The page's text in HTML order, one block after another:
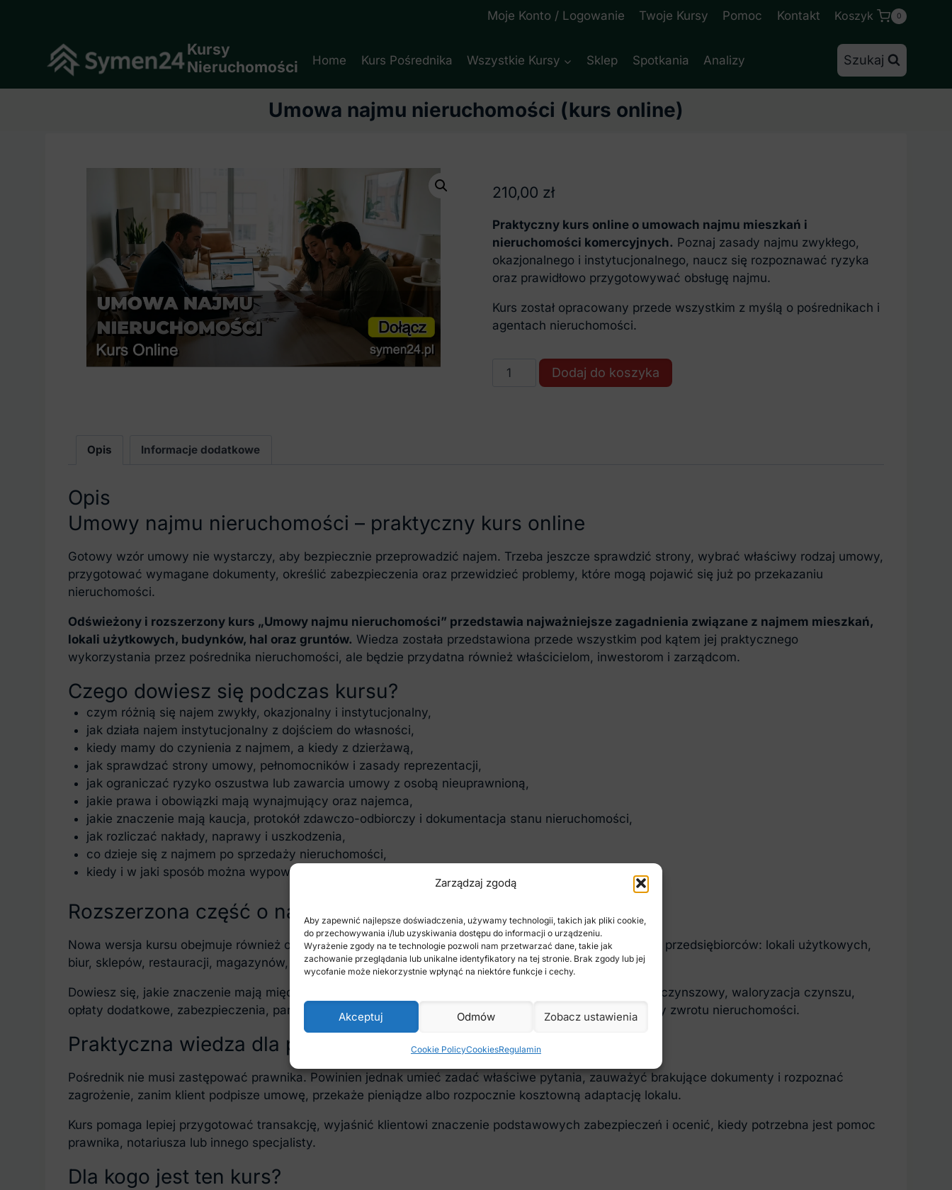
Zarządzaj zgodą
Aby zapewnić najlepsze doświadczenia, używamy technologii, takich jak pliki cookie,
do przechowywania i/lub uzyskiwania dostępu do informacji o urządzeniu.
Wyrażenie zgody na te technologie pozwoli nam przetwarzać dane, takie jak
zachowanie przeglądania lub unikalne identyfikatory na tej stronie. Brak zgody lub jej
wycofanie może niekorzystnie wpłynąć na niektóre funkcje i cechy.
Akceptuj Odmów Zobacz ustawienia
Cookie PolicyCookiesRegulamin
Moje Konto / Logowanie Twoje Kursy Pomoc Kontakt Koszyk 0
Kursy
Nieruchomości
Home Kurs Pośrednika Wszystkie Kursy Sklep Spotkania Analizy Szukaj
Umowa najmu nieruchomości (kurs online)
210,00 zł
Praktyczny kurs online o umowach najmu mieszkań i
nieruchomości komercyjnych. Poznaj zasady najmu zwykłego,
okazjonalnego i instytucjonalnego, naucz się rozpoznawać ryzyka
oraz prawidłowo przygotowywać obsługę najmu.
Kurs został opracowany przede wszystkim z myślą o pośrednikach i
agentach nieruchomości.
ilość
Dodaj do koszyka
Opis Informacje dodatkowe
Opis
Umowy najmu nieruchomości – praktyczny kurs online
Gotowy wzór umowy nie wystarczy, aby bezpiecznie przeprowadzić najem. Trzeba jeszcze sprawdzić strony, wybrać właściwy rodzaj umowy,
przygotować wymagane dokumenty, określić zabezpieczenia oraz przewidzieć problemy, które mogą pojawić się już po przekazaniu
nieruchomości.
Odświeżony i rozszerzony kurs „Umowy najmu nieruchomości” przedstawia najważniejsze zagadnienia związane z najmem mieszkań,
lokali użytkowych, budynków, hal oraz gruntów. Wiedza została przedstawiona przede wszystkim pod kątem jej praktycznego
wykorzystania przez pośrednika nieruchomości, ale będzie przydatna również właścicielom, inwestorom i zarządcom.
Czego dowiesz się podczas kursu?
czym różnią się najem zwykły, okazjonalny i instytucjonalny,
jak działa najem instytucjonalny z dojściem do własności,
kiedy mamy do czynienia z najmem, a kiedy z dzierżawą,
jak sprawdzać strony umowy, pełnomocników i zasady reprezentacji,
jak ograniczać ryzyko oszustwa lub zawarcia umowy z osobą nieuprawnioną,
jakie prawa i obowiązki mają wynajmujący oraz najemca,
jakie znaczenie mają kaucja, protokół zdawczo-odbiorczy i dokumentacja stanu nieruchomości,
jak rozliczać nakłady, naprawy i uszkodzenia,
co dzieje się z najmem po sprzedaży nieruchomości,
kiedy i w jaki sposób można wypowiedzieć umowę najmu.
Rozszerzona część o najmie komercyjnym
Nowa wersja kursu obejmuje również obszerną lekcję o najmie nieruchomości wykorzystywanych przez przedsiębiorców: lokali użytkowych,
biur, sklepów, restauracji, magazynów, hal, budynków i gruntów.
Dowiesz się, jakie znaczenie mają między innymi czas trwania umowy, nakłady na adaptację, okres bezczynszowy, waloryzacja czynszu,
opłaty dodatkowe, zabezpieczenia, parking, dostawy, reklamy, podnajem, zakaz konkurencji oraz zasady zwrotu nieruchomości.
Praktyczna wiedza dla pośrednika
Pośrednik nie musi zastępować prawnika. Powinien jednak umieć zadać właściwe pytania, zauważyć brakujące dokumenty i rozpoznać
zagrożenie, zanim klient podpisze umowę, przekaże pieniądze albo rozpocznie kosztowną adaptację lokalu.
Kurs pomaga lepiej przygotować transakcję, wyjaśnić klientowi znaczenie podstawowych zabezpieczeń i ocenić, kiedy potrzebna jest pomoc
prawnika, notariusza lub innego specjalisty.
Dla kogo jest ten kurs?